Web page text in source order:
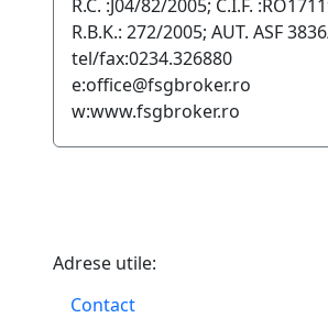
R.C. :J04/82/2005; C.I.F.
R.B.K.: 272/2005; AUT. ASF
tel/fax:0234.326880
e:office@fsgbroker.ro
w:www.fsgbroker.ro
Adrese utile:
Contact